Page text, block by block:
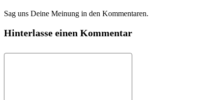
Sag uns Deine Meinung in den Kommentaren.
Hinterlasse einen Kommentar